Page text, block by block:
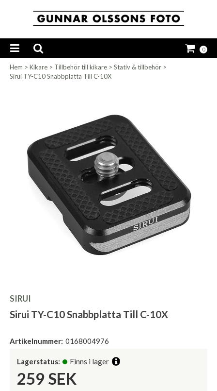
0
Hem > Kikare > Tillbehör till kikare > Stativ & tillbehör >
Sirui TY-C10 Snabbplatta Till C-10X
SIRUI
Sirui TY-C10 Snabbplatta Till C-10X
Artikelnummer: 0168004976
Lagerstatus: Finns i lager
259 SEK